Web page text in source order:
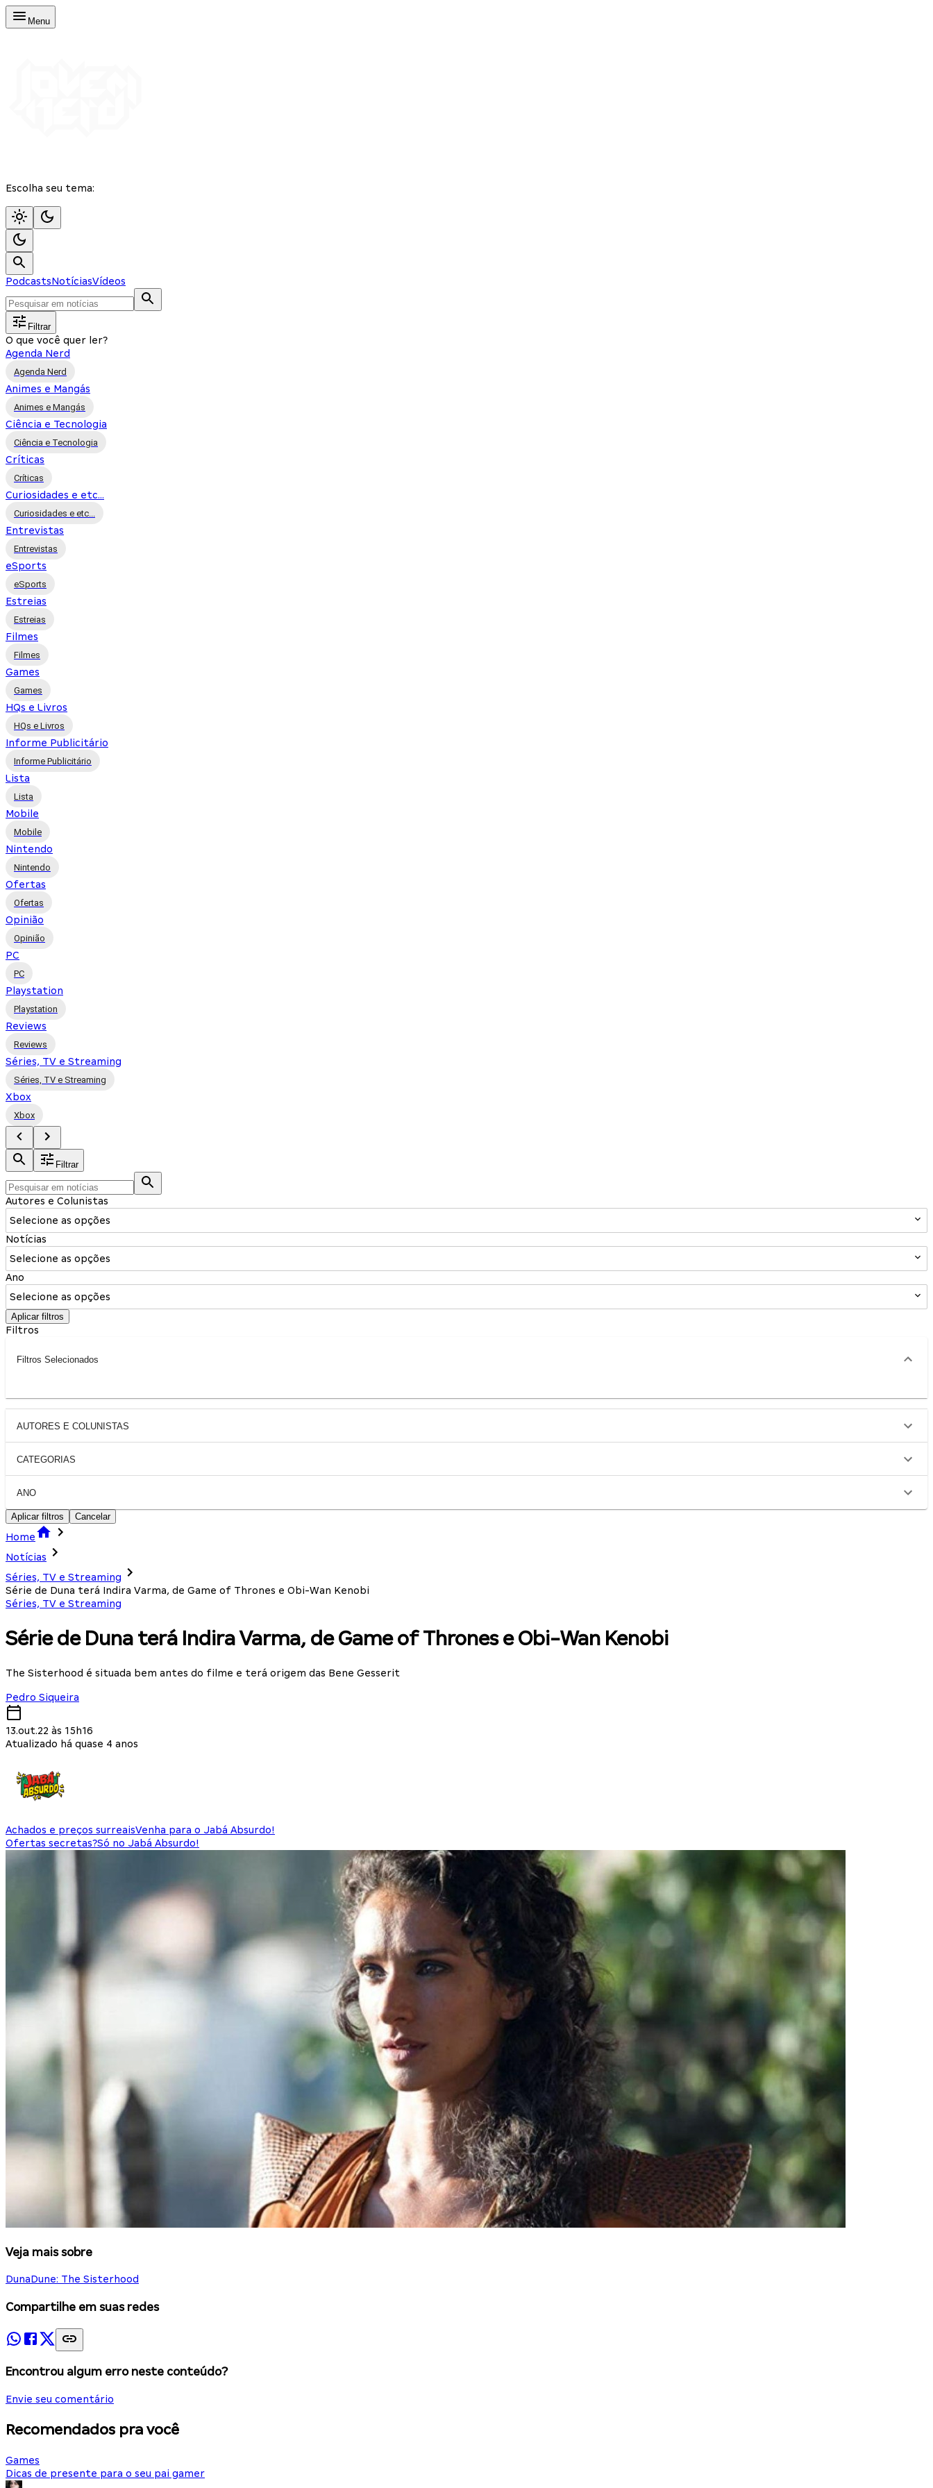
Menu
Escolha seu tema:
PodcastsNotíciasVídeos
Filtrar
O que você quer ler?
Agenda Nerd
Agenda Nerd
Animes e Mangás
Animes e Mangás
Ciência e Tecnologia
Ciência e Tecnologia
Críticas
Críticas
Curiosidades e etc...
Curiosidades e etc...
Entrevistas
Entrevistas
eSports
eSports
Estreias
Estreias
Filmes
Filmes
Games
Games
HQs e Livros
HQs e Livros
Informe Publicitário
Informe Publicitário
Lista
Lista
Mobile
Mobile
Nintendo
Nintendo
Ofertas
Ofertas
Opinião
Opinião
PC
PC
Playstation
Playstation
Reviews
Reviews
Séries, TV e Streaming
Séries, TV e Streaming
Xbox
Xbox
Filtrar
Autores e Colunistas
Selecione as opções
Notícias
Selecione as opções
Ano
Selecione as opções
Aplicar filtros
Filtros
Filtros Selecionados
AUTORES E COLUNISTAS
CATEGORIAS
ANO
Aplicar filtros Cancelar
Home
Notícias
Séries, TV e Streaming
Série de Duna terá Indira Varma, de Game of Thrones e Obi-Wan Kenobi
Séries, TV e Streaming
Série de Duna terá Indira Varma, de Game of Thrones e Obi-Wan Kenobi
The Sisterhood é situada bem antes do filme e terá origem das Bene Gesserit
Pedro Siqueira
13.out.22 às 15h16
Atualizado há quase 4 anos
Achados e preços surreaisVenha para o Jabá Absurdo!
Ofertas secretas?Só no Jabá Absurdo!
Veja mais sobre
DunaDune: The Sisterhood
Compartilhe em suas redes
Encontrou algum erro neste conteúdo?
Envie seu comentário
Recomendados pra você
Games
Dicas de presente para o seu pai gamer